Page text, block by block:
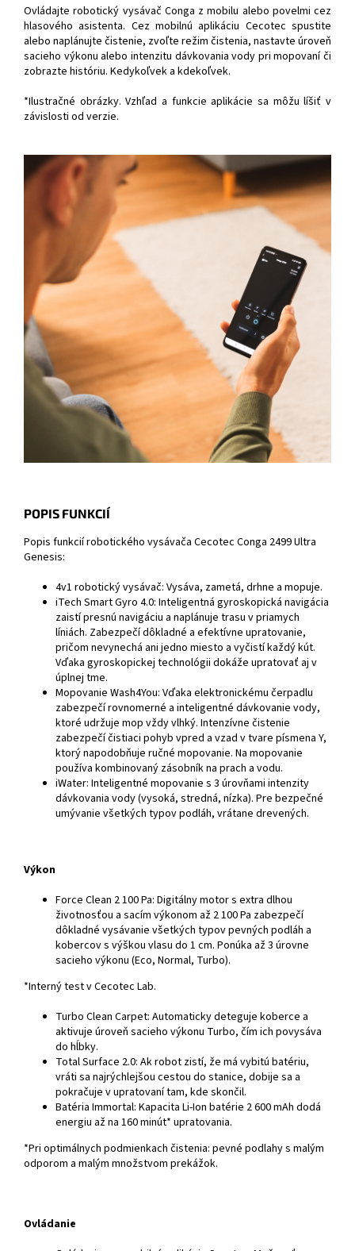
Ovládajte robotický vysávač Conga z mobilu alebo povelmi cez
hlasového asistenta. Cez mobilnú aplikáciu Cecotec spustite
alebo naplánujte čistenie, zvoľte režim čistenia, nastavte úroveň
sacieho výkonu alebo intenzitu dávkovania vody pri mopovaní či
zobrazte históriu. Kedykoľvek a kdekoľvek.
*Ilustračné obrázky. Vzhľad a funkcie aplikácie sa môžu líšiť v
závislosti od verzie.
POPIS FUNKCIÍ
Popis funkcií robotického vysávača Cecotec Conga 2499 Ultra
Genesis:
4v1 robotický vysávač: Vysáva, zametá, drhne a mopuje.
iTech Smart Gyro 4.0: Inteligentná gyroskopická navigácia
zaistí presnú navigáciu a naplánuje trasu v priamych
líniách. Zabezpečí dôkladné a efektívne upratovanie,
pričom nevynechá ani jedno miesto a vyčistí každý kút.
Vďaka gyroskopickej technológii dokáže upratovať aj v
úplnej tme.
Mopovanie Wash4You: Vďaka elektronickému čerpadlu
zabezpečí rovnomerné a inteligentné dávkovanie vody,
ktoré udržuje mop vždy vlhký. Intenzívne čistenie
zabezpečí čistiaci pohyb vpred a vzad v tvare písmena Y,
ktorý napodobňuje ručné mopovanie. Na mopovanie
používa kombinovaný zásobník na prach a vodu.
iWater: Inteligentné mopovanie s 3 úrovňami intenzity
dávkovania vody (vysoká, stredná, nízka). Pre bezpečné
umývanie všetkých typov podláh, vrátane drevených.
Výkon
Force Clean 2 100 Pa: Digitálny motor s extra dlhou
životnosťou a sacím výkonom až 2 100 Pa zabezpečí
dôkladné vysávanie všetkých typov pevných podláh a
kobercov s výškou vlasu do 1 cm. Ponúka až 3 úrovne
sacieho výkonu (Eco, Normal, Turbo).
*Interný test v Cecotec Lab.
Turbo Clean Carpet: Automaticky deteguje koberce a
aktivuje úroveň sacieho výkonu Turbo, čím ich povysáva
do hĺbky.
Total Surface 2.0: Ak robot zistí, že má vybitú batériu,
vráti sa najrýchlejšou cestou do stanice, dobije sa a
pokračuje v upratovaní tam, kde skončil.
Batéria Immortal: Kapacita Li-Ion batérie 2 600 mAh dodá
energiu až na 160 minút* upratovania.
*Pri optimálnych podmienkach čistenia: pevné podlahy s malým
odporom a malým množstvom prekážok.
Ovládanie